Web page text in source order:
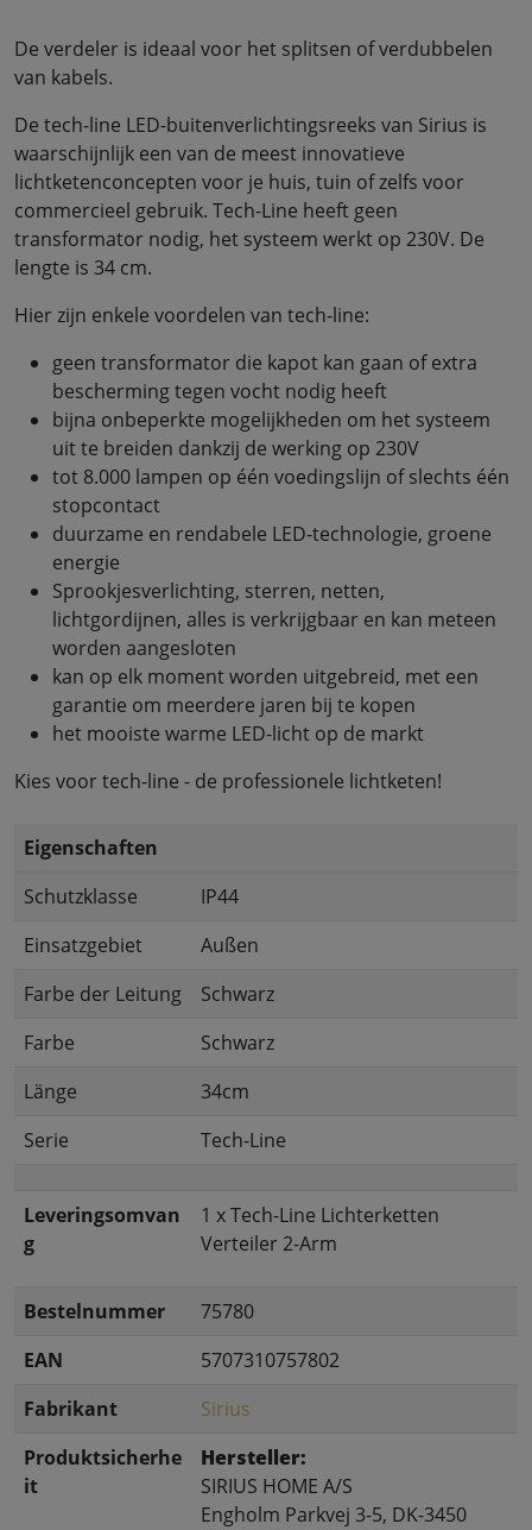
De verdeler is ideaal voor het splitsen of verdubbelen
van kabels.
De tech-line LED-buitenverlichtingsreeks van Sirius is
waarschijnlijk een van de meest innovatieve
lichtketenconcepten voor je huis, tuin of zelfs voor
commercieel gebruik. Tech-Line heeft geen
transformator nodig, het systeem werkt op 230V. De
lengte is 34 cm.
Hier zijn enkele voordelen van tech-line:
geen transformator die kapot kan gaan of extra
bescherming tegen vocht nodig heeft
bijna onbeperkte mogelijkheden om het systeem
uit te breiden dankzij de werking op 230V
tot 8.000 lampen op één voedingslijn of slechts één
stopcontact
duurzame en rendabele LED-technologie, groene
energie
Sprookjesverlichting, sterren, netten,
lichtgordijnen, alles is verkrijgbaar en kan meteen
worden aangesloten
kan op elk moment worden uitgebreid, met een
garantie om meerdere jaren bij te kopen
het mooiste warme LED-licht op de markt
Kies voor tech-line - de professionele lichtketen!
Eigenschaften
Schutzklasse
IP44
Einsatzgebiet
Außen
Farbe der Leitung
Schwarz
Farbe
Schwarz
Länge
34cm
Serie
Tech-Line
Leveringsomvan
g
1 x Tech-Line Lichterketten
Verteiler 2-Arm
Bestelnummer
75780
EAN
5707310757802
Fabrikant
Sirius
Produktsicherhe
it
Hersteller:
SIRIUS HOME A/S
Engholm Parkvej 3-5, DK-3450